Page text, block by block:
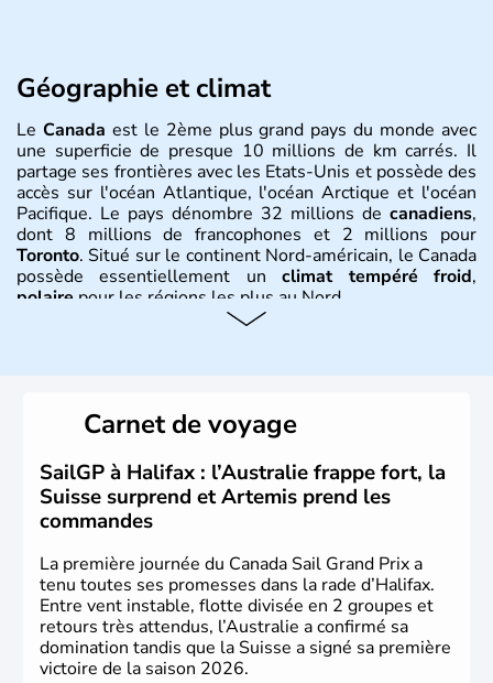
Géographie et climat
Le Canada est le 2ème plus grand pays du monde avec
une superficie de presque 10 millions de km carrés. Il
partage ses frontières avec les Etats-Unis et possède des
accès sur l'océan Atlantique, l'océan Arctique et l'océan
Pacifique. Le pays dénombre 32 millions de canadiens,
dont 8 millions de francophones et 2 millions pour
Toronto. Situé sur le continent Nord-américain, le Canada
possède essentiellement unclimat tempéré froid,
polaire pour les régions les plus au Nord.
territoire de la ville de Québec, le Canada passe ensuite
sous le contrôle des Britanniques. L'indépendance du
pays a été obtenue au cours d'un long processus qui s'est
étalé de 1867 à 1982. Le peuple autochtone des Inuits,
aujourd'hui appelé Eskimos, n'est découvert qu'au début
du XXème siècle lors d'une expédition dans le Grand
Nord.
Carnet de voyage
SailGP à Halifax : l’Australie frappe fort, la
Suisse surprend et Artemis prend les
commandes
La première journée du Canada Sail Grand Prix a
tenu toutes ses promesses dans la rade d’Halifax.
Entre vent instable, flotte divisée en 2 groupes et
retours très attendus, l’Australie a confirmé sa
domination tandis que la Suisse a signé sa première
victoire de la saison 2026.